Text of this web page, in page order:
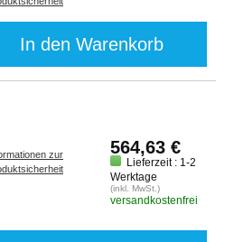
In den Warenkorb
zur
564,63 €
Lieferzeit : 1-2
Werktage
(inkl. MwSt.)
versandkostenfrei